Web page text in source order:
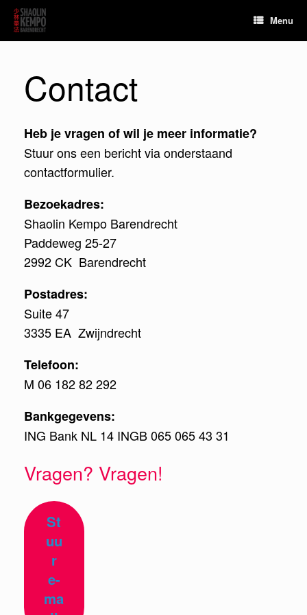
Menu
Contact
Heb je vragen of wil je meer informatie?
Stuur ons een bericht via onderstaand
contactformulier.
Bezoekadres:
Shaolin Kempo Barendrecht
Paddeweg 25-27
2992 CK Barendrecht
Postadres:
Suite 47
3335 EA Zwijndrecht
Telefoon:
M 06 182 82 292
Bankgegevens:
ING Bank NL 14 INGB 065 065 43 31
Vragen? Vragen!
St
uu
r
e-
ma